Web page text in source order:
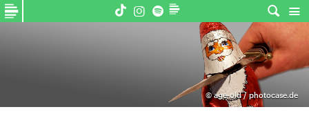
©age-old / photocase.de